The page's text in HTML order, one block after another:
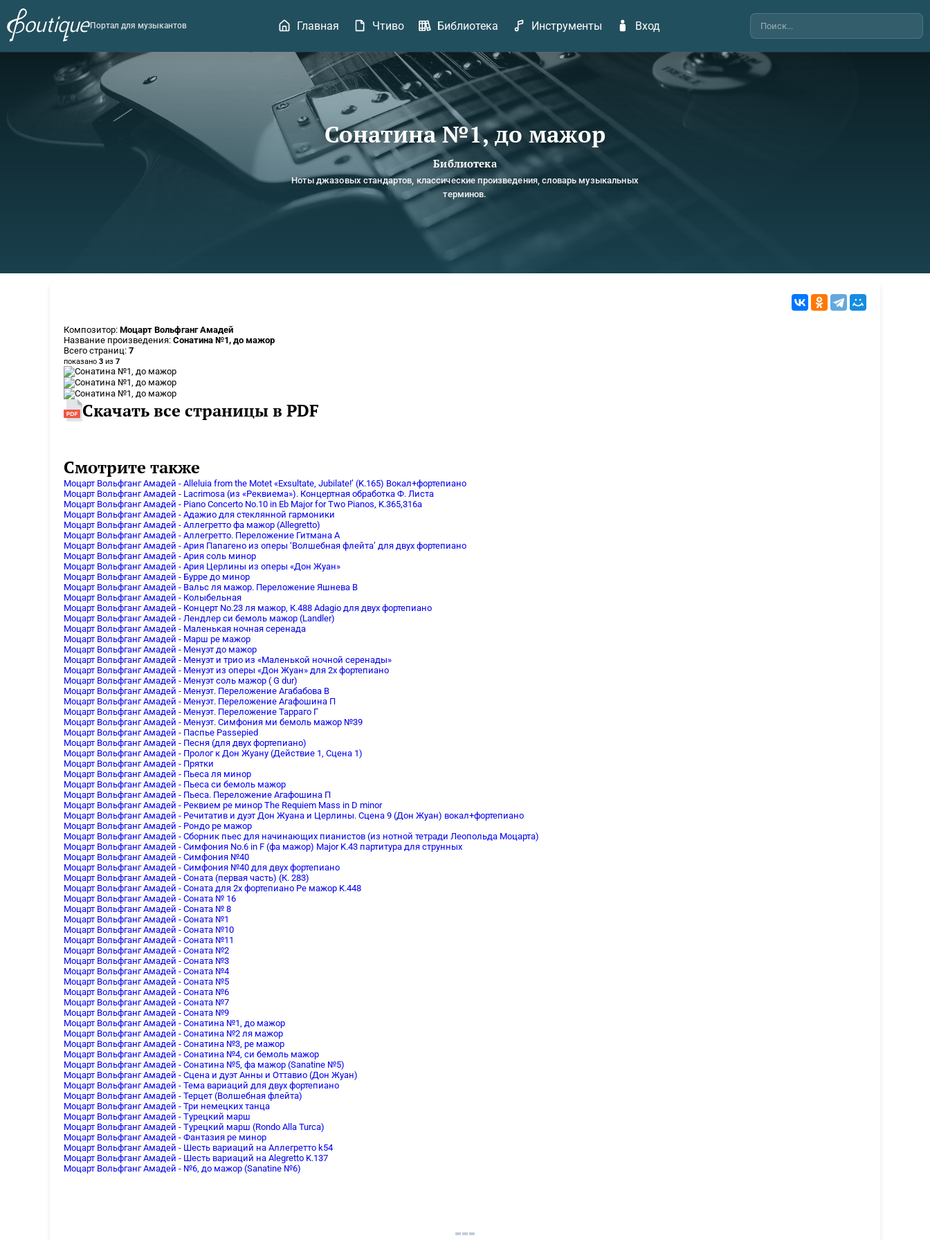
Портал для музыкантов Главная Чтиво Библиотека Инструменты Вход
Сонатина №1, до мажор
Библиотека
Ноты джазовых стандартов, классические произведения, словарь музыкальных
терминов.
Композитор: Моцарт Вольфганг Амадей
Название произведения: Сонатина №1, до мажор
Всего страниц: 7
показано 3 из 7
Скачать все страницы в PDF
Смотрите также
Моцарт Вольфганг Амадей - Alleluia from the Motet «Exsultate, Jubilate!’ (K.165) Вокал+фортепиано
Моцарт Вольфганг Амадей - Lacrimosa (из «Реквиема»). Концертная обработка Ф. Листа
Моцарт Вольфганг Амадей - Piano Concerto No.10 in Eb Major for Two Pianos, K.365,316a
Моцарт Вольфганг Амадей - Адажио для стеклянной гармоники
Моцарт Вольфганг Амадей - Аллегретто фа мажор (Allegretto)
Моцарт Вольфганг Амадей - Аллегретто. Переложение Гитмана А
Моцарт Вольфганг Амадей - Ария Папагено из оперы ‘Волшебная флейта’ для двух фортепиано
Моцарт Вольфганг Амадей - Ария соль минор
Моцарт Вольфганг Амадей - Ария Церлины из оперы «Дон Жуан»
Моцарт Вольфганг Амадей - Бурре до минор
Моцарт Вольфганг Амадей - Вальс ля мажор. Переложение Яшнева В
Моцарт Вольфганг Амадей - Колыбельная
Моцарт Вольфганг Амадей - Концерт No.23 ля мажор, К.488 Adagio для двух фортепиано
Моцарт Вольфганг Амадей - Лендлер си бемоль мажор (Landler)
Моцарт Вольфганг Амадей - Маленькая ночная серенада
Моцарт Вольфганг Амадей - Марш ре мажор
Моцарт Вольфганг Амадей - Менуэт до мажор
Моцарт Вольфганг Амадей - Менуэт и трио из «Маленькой ночной серенады»
Моцарт Вольфганг Амадей - Менуэт из оперы «Дон Жуан» для 2х фортепиано
Моцарт Вольфганг Амадей - Менуэт соль мажор ( G dur)
Моцарт Вольфганг Амадей - Менуэт. Переложение Агабабова В
Моцарт Вольфганг Амадей - Менуэт. Переложение Агафошина П
Моцарт Вольфганг Амадей - Менуэт. Переложение Тарраго Г
Моцарт Вольфганг Амадей - Менуэт. Симфония ми бемоль мажор №39
Моцарт Вольфганг Амадей - Паспье Passepied
Моцарт Вольфганг Амадей - Песня (для двух фортепиано)
Моцарт Вольфганг Амадей - Пролог к Дон Жуану (Действие 1, Сцена 1)
Моцарт Вольфганг Амадей - Прятки
Моцарт Вольфганг Амадей - Пьеса ля минор
Моцарт Вольфганг Амадей - Пьеса си бемоль мажор
Моцарт Вольфганг Амадей - Пьеса. Переложение Агафошина П
Моцарт Вольфганг Амадей - Реквием ре минор The Requiem Mass in D minor
Моцарт Вольфганг Амадей - Речитатив и дуэт Дон Жуана и Церлины. Сцена 9 (Дон Жуан) вокал+фортепиано
Моцарт Вольфганг Амадей - Рондо ре мажор
Моцарт Вольфганг Амадей - Сборник пьес для начинающих пианистов (из нотной тетради Леопольда Моцарта)
Моцарт Вольфганг Амадей - Симфония No.6 in F (фа мажор) Major K.43 партитура для струнных
Моцарт Вольфганг Амадей - Симфония №40
Моцарт Вольфганг Амадей - Симфония №40 для двух фортепиано
Моцарт Вольфганг Амадей - Соната (первая часть) (К. 283)
Моцарт Вольфганг Амадей - Соната для 2х фортепиано Ре мажор K.448
Моцарт Вольфганг Амадей - Соната № 16
Моцарт Вольфганг Амадей - Соната № 8
Моцарт Вольфганг Амадей - Соната №1
Моцарт Вольфганг Амадей - Соната №10
Моцарт Вольфганг Амадей - Соната №11
Моцарт Вольфганг Амадей - Соната №2
Моцарт Вольфганг Амадей - Соната №3
Моцарт Вольфганг Амадей - Соната №4
Моцарт Вольфганг Амадей - Соната №5
Моцарт Вольфганг Амадей - Соната №6
Моцарт Вольфганг Амадей - Соната №7
Моцарт Вольфганг Амадей - Соната №9
Моцарт Вольфганг Амадей - Сонатина №1, до мажор
Моцарт Вольфганг Амадей - Сонатина №2 ля мажор
Моцарт Вольфганг Амадей - Сонатина №3, ре мажор
Моцарт Вольфганг Амадей - Сонатина №4, си бемоль мажор
Моцарт Вольфганг Амадей - Сонатина №5, фа мажор (Sanatine №5)
Моцарт Вольфганг Амадей - Сцена и дуэт Анны и Оттавио (Дон Жуан)
Моцарт Вольфганг Амадей - Тема вариаций для двух фортепиано
Моцарт Вольфганг Амадей - Терцет (Волшебная флейта)
Моцарт Вольфганг Амадей - Три немецких танца
Моцарт Вольфганг Амадей - Турецкий марш
Моцарт Вольфганг Амадей - Турецкий марш (Rondo Alla Turca)
Моцарт Вольфганг Амадей - Фантазия ре минор
Моцарт Вольфганг Амадей - Шесть вариаций на Аллегретто k54
Моцарт Вольфганг Амадей - Шесть вариаций на Alegretto K.137
Моцарт Вольфганг Амадей - №6, до мажор (Sanatine №6)